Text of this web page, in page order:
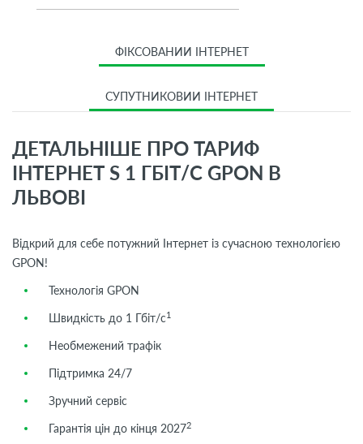
ФІКСОВАНИЙ ІНТЕРНЕТ
СУПУТНИКОВИЙ ІНТЕРНЕТ
ДЕТАЛЬНІШЕ ПРО ТАРИФ
ІНТЕРНЕТ S 1 ГБІТ/С GPON В
ЛЬВОВІ
Відкрий для себе потужний Інтернет із сучасною технологією
GPON!
Технологія GPON
Швидкість до 1 Гбіт/с1
Необмежений трафік
Підтримка 24/7
Зручний сервіс
Гарантія цін до кінця 20272